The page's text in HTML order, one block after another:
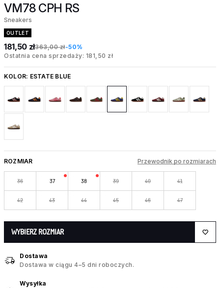
VM78 CPH RS
Sneakers
OUTLET
181,50 zł363,00 zł-50%
Ostatnia cena sprzedaży: 181,50 zł
KOLOR: ESTATE BLUE
ROZMIAR Przewodnik po rozmiarach
36 37 38 39 40 41
42 43 44 45 46 47
WYBIERZ ROZMIAR
Dostawa
Dostawa w ciągu 4–5 dni roboczych.
Wysyłka